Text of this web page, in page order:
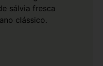
sálvia fresca
clássico.